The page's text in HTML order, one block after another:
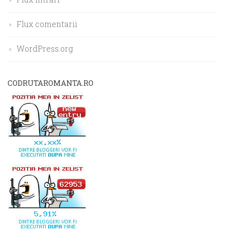
Flux comentarii
WordPress.org
CODRUTAROMANTA.RO